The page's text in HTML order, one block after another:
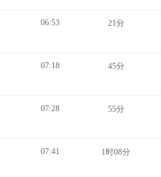
06:53 21分
07:18 45分
07:28 55分
07:41 1时08分